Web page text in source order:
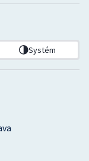
Systém